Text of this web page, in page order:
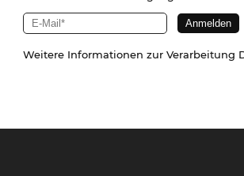
Weitere Informationen zur Verarbeitung